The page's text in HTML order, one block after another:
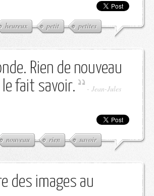
heureux petit petites
Rien de nouveau
fait savoir.
- Jean-Jules
nouveau rien savoir
des images au